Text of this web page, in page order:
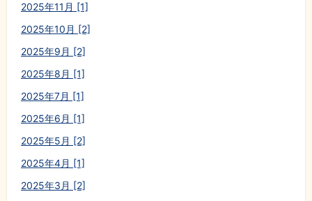
2025年11月 [1]
2025年10月 [2]
2025年9月 [2]
2025年8月 [1]
2025年7月 [1]
2025年6月 [1]
2025年5月 [2]
2025年4月 [1]
2025年3月 [2]